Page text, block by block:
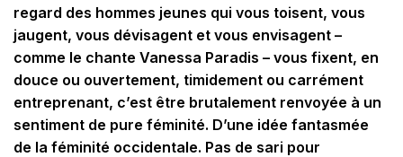
regard des hommes jeunes qui vous toisent, vous
jaugent, vous dévisagent et vous envisagent –
comme le chante Vanessa Paradis – vous fixent, en
douce ou ouvertement, timidement ou carrément
entreprenant, c’est être brutalement renvoyée à un
sentiment de pure féminité. D’une idée fantasmée
de la féminité occidentale. Pas de sari pour